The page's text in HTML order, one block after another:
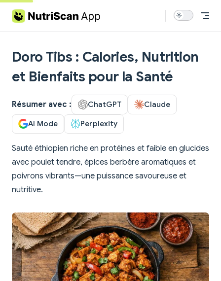
Skip to content
Doro Tibs : Calories, Nutrition
et Bienfaits pour la Santé
Résumer avec : ChatGPT Claude
AI Mode Perplexity
Sauté éthiopien riche en protéines et faible en glucides
avec poulet tendre, épices berbère aromatiques et
poivrons vibrants—une puissance savoureuse et
nutritive.